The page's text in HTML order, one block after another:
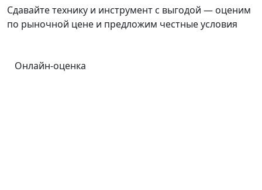
Сдавайте технику и инструмент с выгодой — оценим
по рыночной цене и предложим честные условия
Онлайн-оценка